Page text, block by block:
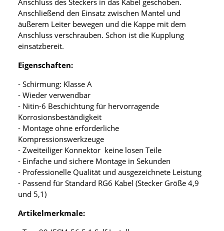
Anschließend den Einsatz zwischen Mantel und
äußerem Leiter bewegen und die Kappe mit dem
Anschluss verschrauben. Schon ist die Kupplung
einsatzbereit.
Eigenschaften:
- Schirmung: Klasse A
- Wieder verwendbar
- Nitin-6 Beschichtung für hervorragende
Korrosionsbeständigkeit
- Montage ohne erforderliche
Kompressionswerkzeuge
- Zweiteiliger Konnektor keine losen Teile
- Einfache und sichere Montage in Sekunden
- Professionelle Qualität und ausgezeichnete Leistung
- Passend für Standard RG6 Kabel (Stecker Größe 4,9
und 5,1)
Artikelmerkmale: